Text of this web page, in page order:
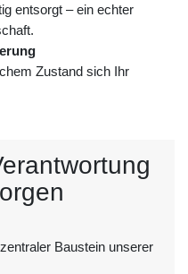
entsorgt – ein echter
Zustand sich Ihr
Baustein unserer